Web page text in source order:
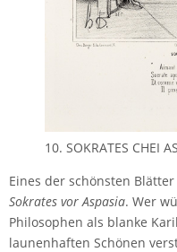
10. SOKRATES CHEI
Eines der schönsten
Sokrates vor Aspasia. Wer
Philosophen als blanke
launenhaften Schönen